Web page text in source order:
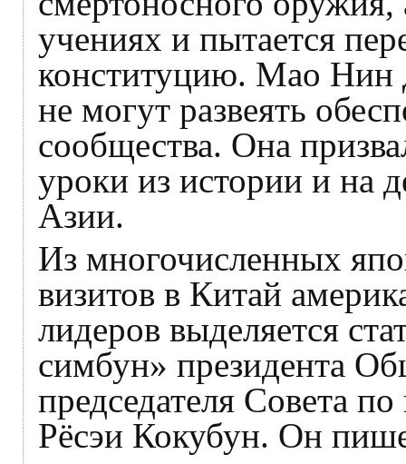
учениях и пытается
конституцию. Мао Нин
не могут развеять
сообщества. Она
уроки из истории и на
Азии.
Из многочисленных
визитов в Китай
лидеров выделяется
симбун» президента
председателя Совета
Рёсэи Кокубун. Он